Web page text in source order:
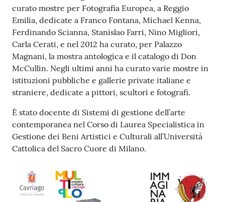
curato mostre per Fotografia Europea, a Reggio
Emilia, dedicate a Franco Fontana, Michael Kenna,
Ferdinando Scianna, Stanislao Farri, Nino Migliori,
Carla Cerati, e nel 2012 ha curato, per Palazzo
Magnani, la mostra antologica e il catalogo di Don
McCullin. Negli ultimi anni ha curato varie mostre in
istituzioni pubbliche e gallerie private italiane e
straniere, dedicate a pittori, scultori e fotografi.
È stato docente di Sistemi di gestione dell’arte
contemporanea nel Corso di Laurea Specialistica in
Gestione dei Beni Artistici e Culturali all’Università
Cattolica del Sacro Cuore di Milano.